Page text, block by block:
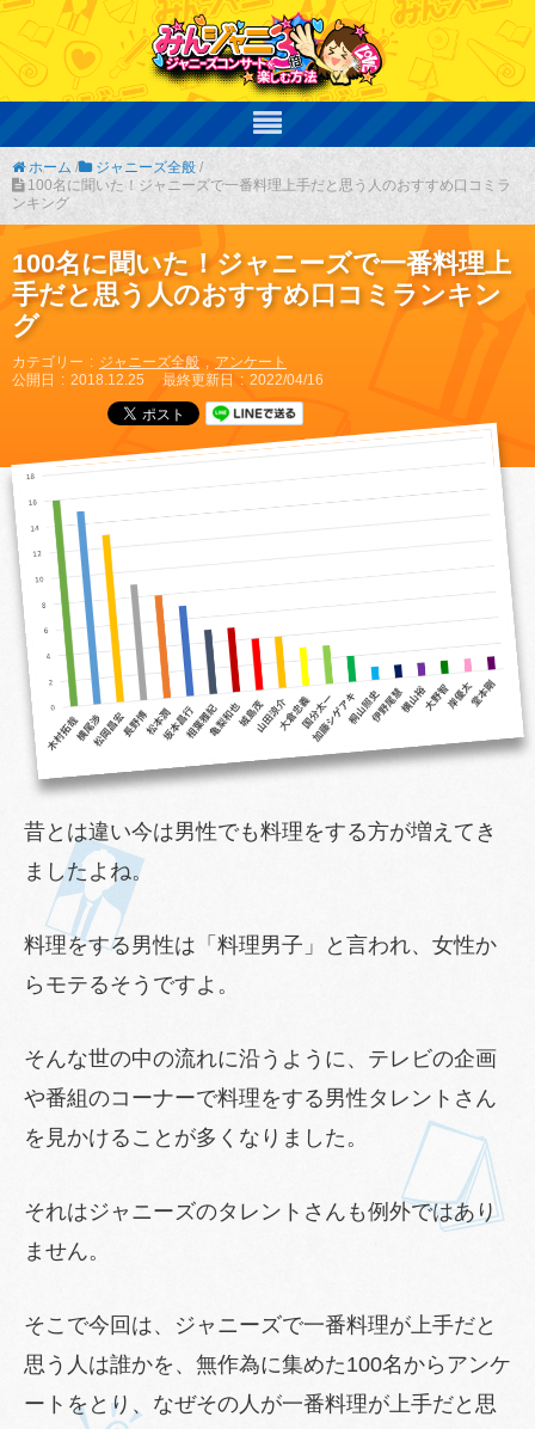
ホーム / ジャニーズ全般 /
100名に聞いた！ジャニーズで一番料理上手だと思う人のおすすめ口コミラ
ンキング
100名に聞いた！ジャニーズで一番料理上
手だと思う人のおすすめ口コミランキン
グ
カテゴリー ジャニーズ全般
アンケート
公開日
2018.12.25 最終更新日 2022/04/16
昔とは違い今は男性でも料理をする方が増えてき
ましたよね。
料理をする男性は「料理男子」と言われ、女性か
らモテるそうですよ。
そんな世の中の流れに沿うように、テレビの企画
や番組のコーナーで料理をする男性タレントさん
を見かけることが多くなりました。
それはジャニーズのタレントさんも例外ではあり
ません。
そこで今回は、ジャニーズで一番料理が上手だと
思う人は誰かを、無作為に集めた100名からアンケ
ートをとり、なぜその人が一番料理が上手だと思